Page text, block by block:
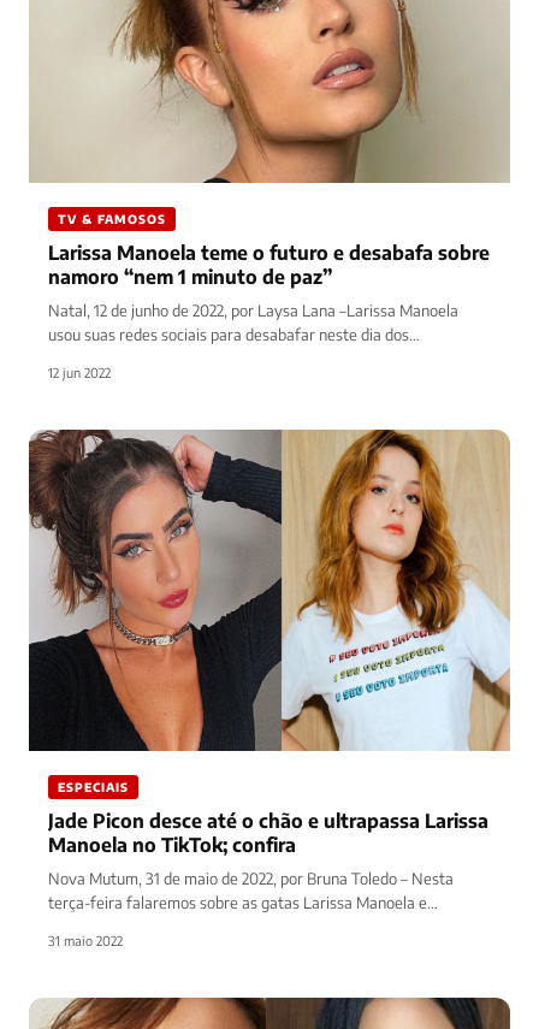
TV & FAMOSOS
Larissa Manoela teme o futuro e desabafa sobre
namoro “nem 1 minuto de paz”
Natal, 12 de junho de 2022, por Laysa Lana –Larissa Manoela
usou suas redes sociais para desabafar neste dia dos…
12 jun 2022
ESPECIAIS
Jade Picon desce até o chão e ultrapassa Larissa
Manoela no TikTok; confira
Nova Mutum, 31 de maio de 2022, por Bruna Toledo – Nesta
terça-feira falaremos sobre as gatas Larissa Manoela e…
31 maio 2022